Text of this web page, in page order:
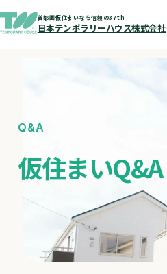
首都圏仮住まいなら信頼の37th
日本テンポラリーハウス株式会社
Q&A
仮住まいQ&A